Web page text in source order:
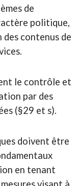
de
politique,
contenus de
le contrôle et
par des
(§29 et s).
doivent être
en tenant